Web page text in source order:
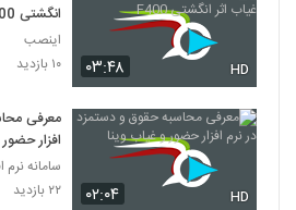
۰۳:۴۸ HD
انگشتی F400
اینصب
۱۰ بازدید
۰۲:۰۴ HD
معرفی
افزار
سامانه نرم
۲۲ بازدید